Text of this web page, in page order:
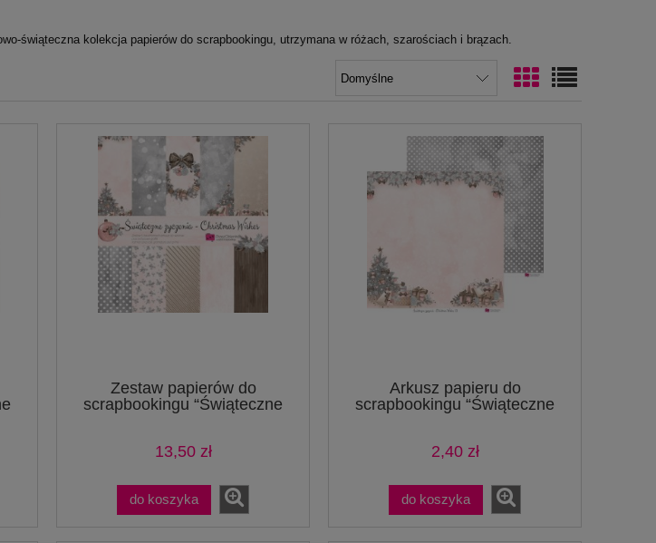
świąteczna kolekcja papierów do scrapbookingu, utrzymana w różach, szarościach i brązach.
Zestaw papierów do
scrapbookingu “Świąteczne
13,50 zł
do koszyka
Arkusz papieru do
scrapbookingu “Świąteczne
2,40 zł
do koszyka